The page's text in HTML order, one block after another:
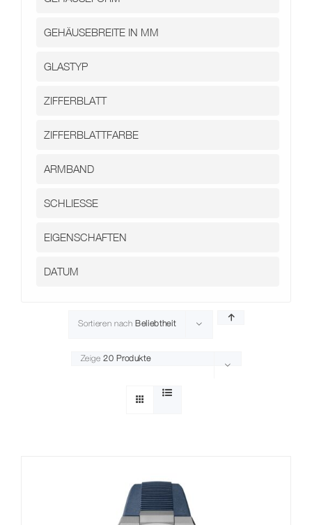
Kontakt
Sortieren nach Beliebtheit
Zeige20 Produkte